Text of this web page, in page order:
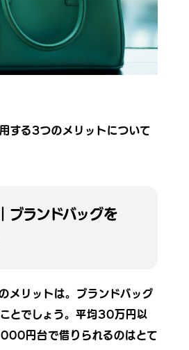
する3つのメリットについて
ブランドバッグを
メリットは。ブランドバッグ
とでしょう。平均30万円以
円台で借りられるのはとて